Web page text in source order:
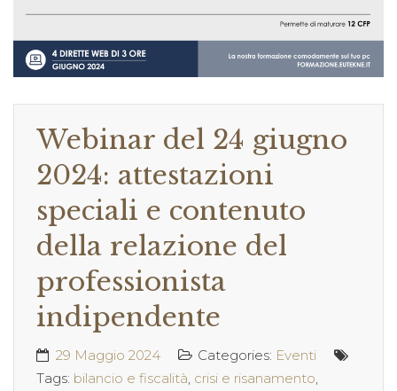
Webinar del 24 giugno
2024: attestazioni
speciali e contenuto
della relazione del
professionista
indipendente
29 Maggio 2024 Categories: Eventi
Tags: bilancio e fiscalità crisi e risanamento